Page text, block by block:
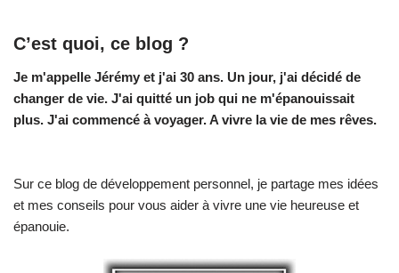
C’est quoi, ce blog ?
Je m'appelle Jérémy et j'ai 30 ans. Un jour, j'ai décidé de
changer de vie. J'ai quitté un job qui ne m'épanouissait
plus. J'ai commencé à voyager. A vivre la vie de mes rêves.
Sur ce blog de développement personnel, je partage mes idées
et mes conseils pour vous aider à vivre une vie heureuse et
épanouie.